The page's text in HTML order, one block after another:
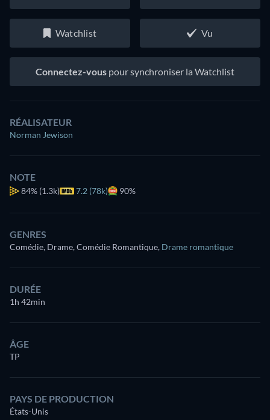
Watchlist Vu
Connectez-vous pour synchroniser la Watchlist
RÉALISATEUR
Norman Jewison
NOTE
84% (1.3k) 7.2 (78k) 90%
GENRES
Comédie, Drame, Comédie Romantique, Drame romantique
DURÉE
1h 42min
ÂGE
TP
PAYS DE PRODUCTION
États-Unis